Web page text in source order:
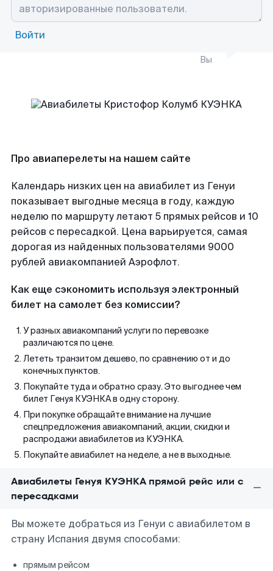
Войти
Вы
Про авиаперелеты на нашем сайте
Календарь низких цен на авиабилет из Генуи
показывает выгодные месяца в году, каждую
неделю по маршруту летают 5 прямых рейсов и 10
рейсов с пересадкой. Цена варьируется, самая
дорогая из найденных пользователями 9000
рублей авиакомпанией Аэрофлот.
Как еще сэкономить используя электронный
билет на самолет без комиссии?
У разных авиакомпаний услуги по перевозке
различаются по цене.
Лететь транзитом дешево, по сравнению от и до
конечных пунктов.
Покупайте туда и обратно сразу. Это выгоднее чем
билет Генуя КУЭНКА в одну сторону.
При покупке обращайте внимание на лучшие
спецпредложения авиакомпаний, акции, скидки и
распродажи авиабилетов из КУЭНКА.
Покупайте авиабилет на неделе, а не в выходные.
Авиабилеты Генуя КУЭНКА прямой рейс или с
пересадками
Вы можете добраться из Генуи с авиабилетом в
страну Испания двумя способами:
прямым рейсом